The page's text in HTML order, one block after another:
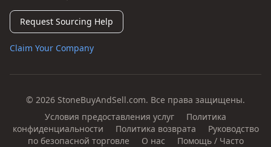
Request Sourcing Help
Claim Your Company
© 2026 StoneBuyAndSell.com. Все права защищены.
Условия предоставления услуг
Политика
конфиденциальности
Политика возврата
Руководство
по безопасной торговле
О нас Помощь / Часто